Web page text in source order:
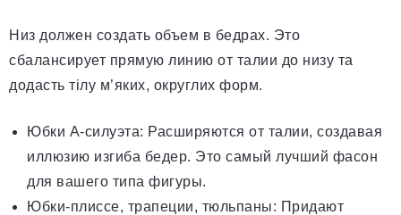
Низ должен создать объем в бедрах. Это
сбалансирует прямую линию от талии до низу та
додасть тілу м’яких, округлих форм.
Юбки А-силуэта: Расширяются от талии, создавая
иллюзию изгиба бедер. Это самый лучший фасон
для вашего типа фигуры.
Юбки-плиссе, трапеции, тюльпаны: Придают